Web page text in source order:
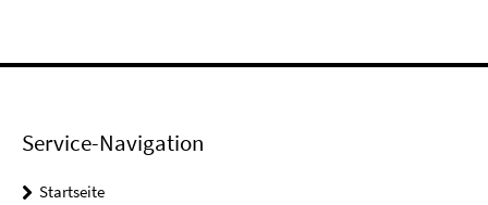
Service-Navigation
Startseite